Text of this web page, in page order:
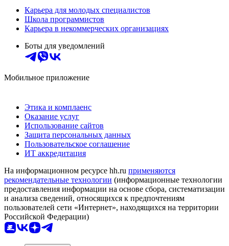
Карьера для молодых специалистов
Школа программистов
Карьера в некоммерческих организациях
Боты для уведомлений
Мобильное приложение
Этика и комплаенс
Оказание услуг
Использование сайтов
Защита персональных данных
Пользовательское соглашение
ИТ аккредитация
На информационном ресурсе hh.ru применяются
рекомендательные технологии (информационные технологии
предоставления информации на основе сбора, систематизации
и анализа сведений, относящихся к предпочтениям
пользователей сети «Интернет», находящихся на территории
Российской Федерации)